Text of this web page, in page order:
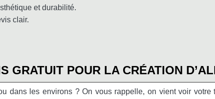
et durabilité.
clair.
GRATUIT POUR LA CRÉATION
dans les environs ? On vous rappelle, on vient voir